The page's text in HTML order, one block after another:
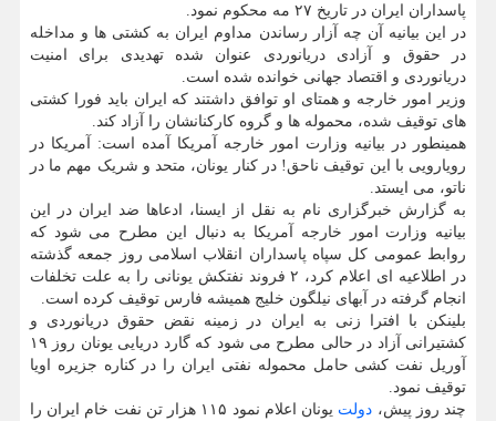
پاسداران ایران در تاریخ ۲۷ مه محکوم نمود.
در این بیانیه آن چه آزار رساندن مداوم ایران به کشتی ها و مداخله
در حقوق و آزادی دریانوردی عنوان شده تهدیدی برای امنیت
دریانوردی و اقتصاد جهانی خوانده شده است.
وزیر امور خارجه و همتای او توافق داشتند که ایران باید فورا کشتی
های توقیف شده، محموله ها و گروه کارکنانشان را آزاد کند.
همینطور در بیانیه وزارت امور خارجه آمریکا آمده است: آمریکا در
رویارویی با این توقیف ناحق! در کنار یونان، متحد و شریک مهم ما در
ناتو، می ایستد.
به گزارش خبرگزاری نام به نقل از ایسنا، ادعاها ضد ایران در این
بیانیه وزارت امور خارجه آمریکا به دنبال این مطرح می شود که
روابط عمومی کل سپاه پاسداران انقلاب اسلامی روز جمعه گذشته
در اطلاعیه ای اعلام کرد، ۲ فروند نفتکش یونانی را به علت تخلفات
انجام گرفته در آبهای نیلگون خلیج همیشه فارس توقیف کرده است.
بلینکن با افترا زنی به ایران در زمینه نقض حقوق دریانوردی و
کشتیرانی آزاد در حالی مطرح می شود که گارد دریایی یونان روز ۱۹
آوریل نفت کشی حامل محموله نفتی ایران را در کناره جزیره اویا
توقیف نمود.
چند روز پیش، دولت
یونان اعلام نمود ۱۱۵ هزار تن نفت خام ایران را